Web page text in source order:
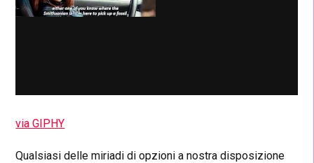
via GIPHY
Qualsiasi delle miriadi di opzioni a nostra disposizione